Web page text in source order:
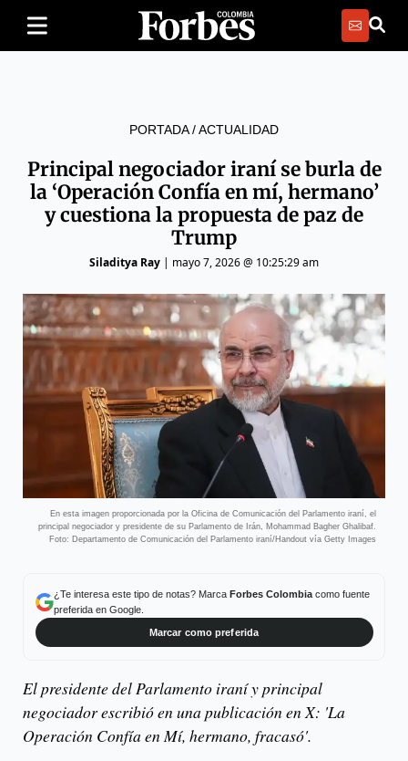
PORTADA/ACTUALIDAD
Principal negociador iraní se burla de
la ‘Operación Confía en mí, hermano’
y cuestiona la propuesta de paz de
Trump
Siladitya Ray | mayo 7, 2026 @ 10:25:29 am
En esta imagen proporcionada por la Oficina de Comunicación del Parlamento iraní, el
principal negociador y presidente de su Parlamento de Irán, Mohammad Bagher Ghalibaf.
Foto: Departamento de Comunicación del Parlamento iraní/Handout vía Getty Images
¿Te interesa este tipo de notas? Marca Forbes Colombiacomo fuente
preferida en Google.
Marcar como preferida
El presidente del Parlamento iraní y principal
negociador escribió en una publicación en X: 'La
Operación Confía en Mí, hermano, fracasó'.